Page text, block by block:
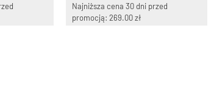
Najniższa cena 30 dni przed
promocją: 269.00 zł